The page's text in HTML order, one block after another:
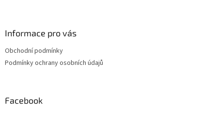
Informace pro vás
Obchodní podmínky
Podmínky ochrany osobních údajů
Facebook